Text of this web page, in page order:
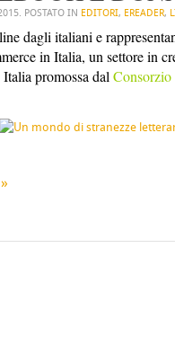
. POSTATO IN EDITORI, EREADER,
dagli italiani e
in Italia, un settore in
promossa dal